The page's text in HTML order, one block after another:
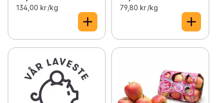
134,00 kr /kg 79,80 kr /kg